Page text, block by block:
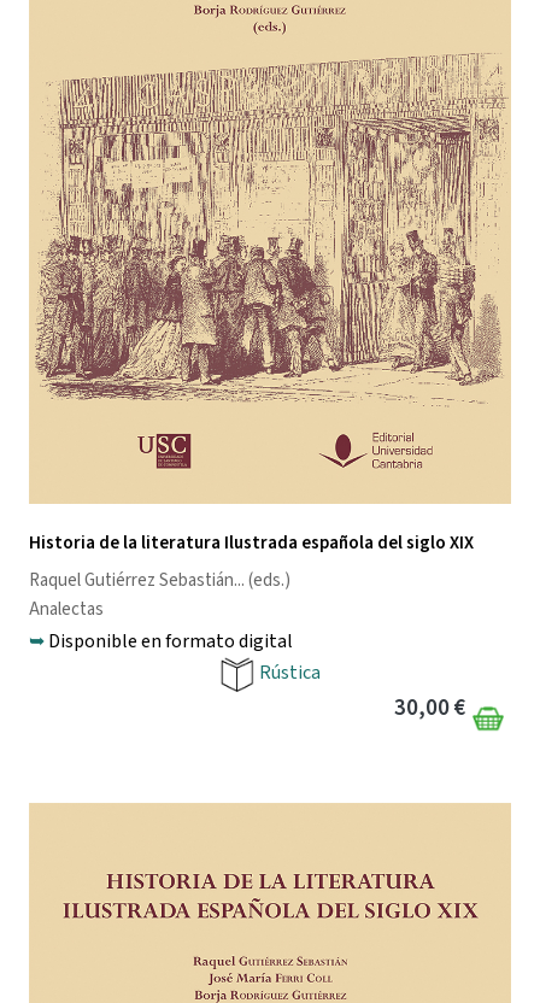
Historia de la literatura Ilustrada española del siglo XIX
Raquel Gutiérrez Sebastián... (eds.)
Analectas
➥Disponible en formato digital
Rústica
30,00 €